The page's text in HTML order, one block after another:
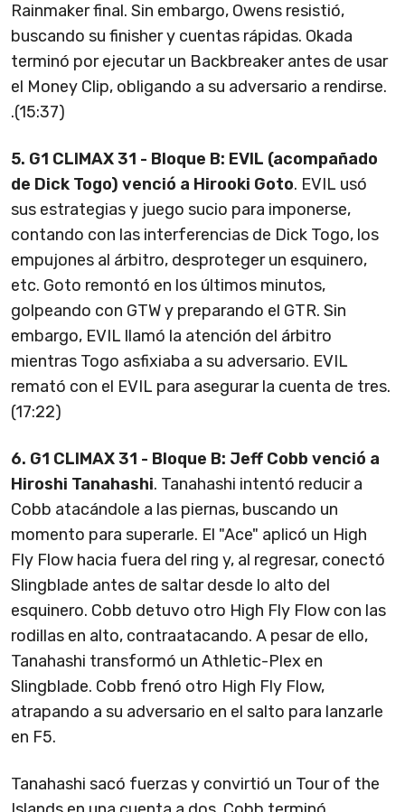
Rainmaker final. Sin embargo, Owens resistió,
buscando su finisher y cuentas rápidas. Okada
terminó por ejecutar un Backbreaker antes de usar
el Money Clip, obligando a su adversario a rendirse.
.(15:37)
5. G1 CLIMAX 31 - Bloque B: EVIL (acompañado
de Dick Togo) venció a Hirooki Goto. EVIL usó
sus estrategias y juego sucio para imponerse,
contando con las interferencias de Dick Togo, los
empujones al árbitro, desproteger un esquinero,
etc. Goto remontó en los últimos minutos,
golpeando con GTW y preparando el GTR. Sin
embargo, EVIL llamó la atención del árbitro
mientras Togo asfixiaba a su adversario. EVIL
remató con el EVIL para asegurar la cuenta de tres.
(17:22)
6. G1 CLIMAX 31 - Bloque B: Jeff Cobb venció a
Hiroshi Tanahashi. Tanahashi intentó reducir a
Cobb atacándole a las piernas, buscando un
momento para superarle. El "Ace" aplicó un High
Fly Flow hacia fuera del ring y, al regresar, conectó
Slingblade antes de saltar desde lo alto del
esquinero. Cobb detuvo otro High Fly Flow con las
rodillas en alto, contraatacando. A pesar de ello,
Tanahashi transformó un Athletic-Plex en
Slingblade. Cobb frenó otro High Fly Flow,
atrapando a su adversario en el salto para lanzarle
en F5.
Tanahashi sacó fuerzas y convirtió un Tour of the